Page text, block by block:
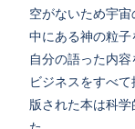
空がないため宇
中にある神の粒
自分の語った内
ビジネスをすべ
版された本は科